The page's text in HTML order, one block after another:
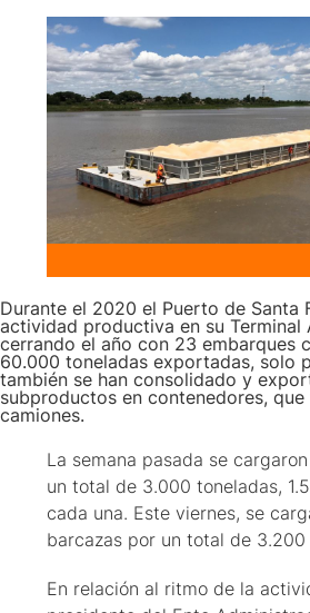
Durante el 2020 el Puerto de Santa
actividad productiva en su Terminal
cerrando el año con 23 embarques
60.000 toneladas exportadas, solo
también se han consolidado y
subproductos en contenedores,
camiones.
La semana pasada se
un total de 3.000 toneladas,
cada una. Este viernes, se
barcazas por un total de 3.200
En relación al ritmo de la